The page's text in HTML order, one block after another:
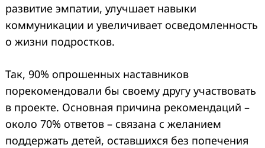
развитие эмпатии, улучшает навыки
коммуникации и увеличивает осведомленность
о жизни подростков.
Так, 90% опрошенных наставников
порекомендовали бы своему другу участвовать
в проекте. Основная причина рекомендаций –
около 70% ответов – связана с желанием
поддержать детей, оставшихся без попечения